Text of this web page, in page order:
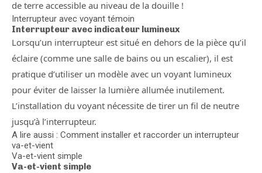
de terre accessible au niveau de la douille !
Interrupteur avec voyant témoin
Interrupteur avec indicateur lumineux
Lorsqu’un interrupteur est situé en dehors de la pièce qu’il
éclaire (comme une salle de bains ou un escalier), il est
pratique d’utiliser un modèle avec un voyant lumineux
pour éviter de laisser la lumière allumée inutilement.
L’installation du voyant nécessite de tirer un fil de neutre
jusqu’à l’interrupteur.
A lire aussi : Comment installer et raccorder un interrupteur
va-et-vient
Va-et-vient simple
Va-et-vient simple